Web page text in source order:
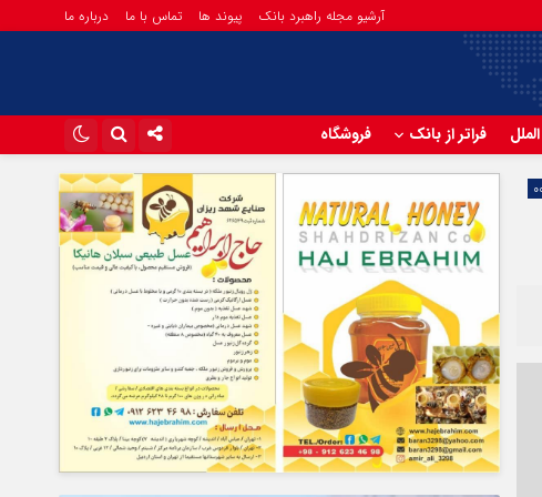
آرشیو مجله راهبرد بانک پیوند ها تماس با ما درباره ما
فراتر از بانک فروشگاه
اینستاگرام
تلگرام
آپارات